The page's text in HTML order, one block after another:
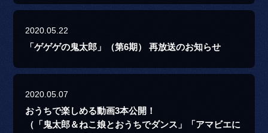
2020.05.22
「ゲゲゲの鬼太郎」（第6期） 再放送のお知らせ
2020.05.07
おうちで楽しめる動画3本公開！
（「鬼太郎＆ねこ娘とおうちでダンス」「アマビエに